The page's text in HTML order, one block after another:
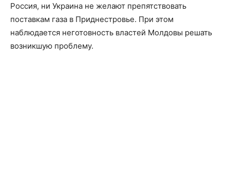
Россия, ни Украина не желают препятствовать
поставкам газа в Приднестровье. При этом
наблюдается неготовность властей Молдовы решать
возникшую проблему.